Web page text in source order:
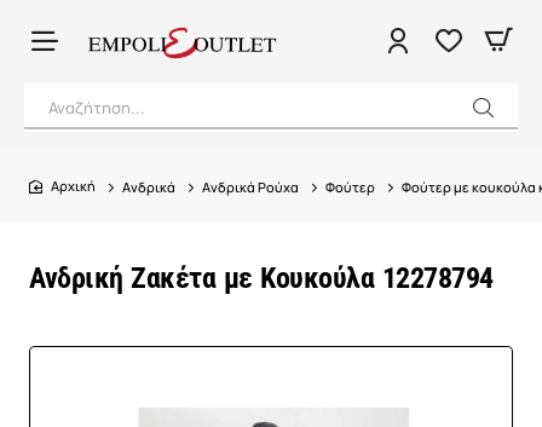
Αναζήτηση...
Ανδρική Ζακέτα με Κουκούλα 12278794
home
Ανδρικά Ανδρικά Ρούχα Φούτερ Φούτερ με κουκούλα